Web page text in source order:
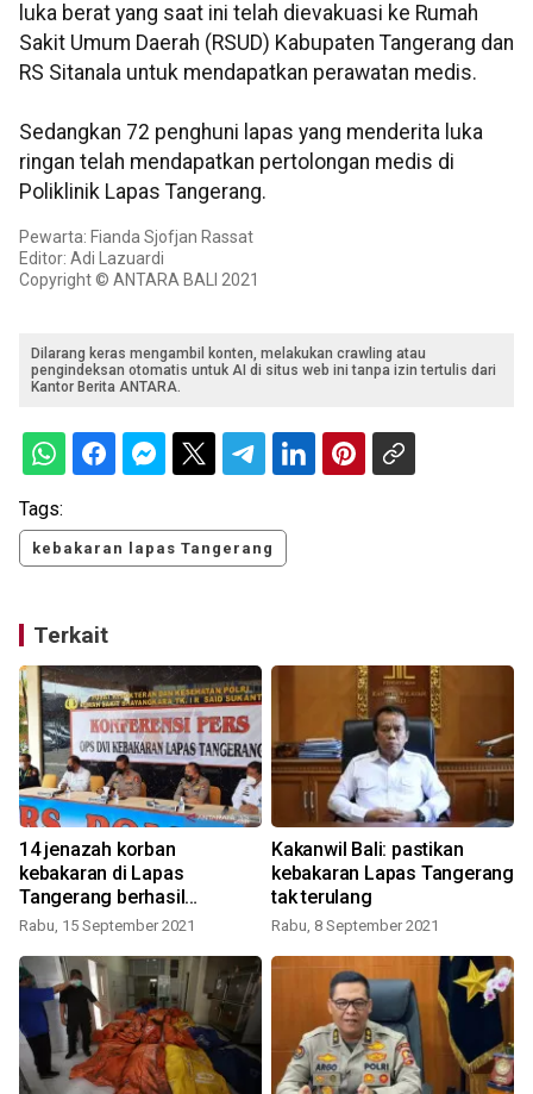
luka berat yang saat ini telah dievakuasi ke Rumah
Sakit Umum Daerah (RSUD) Kabupaten Tangerang dan
RS Sitanala untuk mendapatkan perawatan medis.
Sedangkan 72 penghuni lapas yang menderita luka
ringan telah mendapatkan pertolongan medis di
Poliklinik Lapas Tangerang.
Pewarta: Fianda Sjofjan Rassat
Editor: Adi Lazuardi
Copyright © ANTARA BALI 2021
Dilarang keras mengambil konten, melakukan crawling atau
pengindeksan otomatis untuk AI di situs web ini tanpa izin tertulis dari
Kantor Berita ANTARA.
Tags:
kebakaran lapas Tangerang
Terkait
14 jenazah korban
kebakaran di Lapas
Tangerang berhasil
diidentifikasi
Rabu, 15 September 2021
Kakanwil Bali: pastikan
kebakaran Lapas Tangerang
tak terulang
Rabu, 8 September 2021